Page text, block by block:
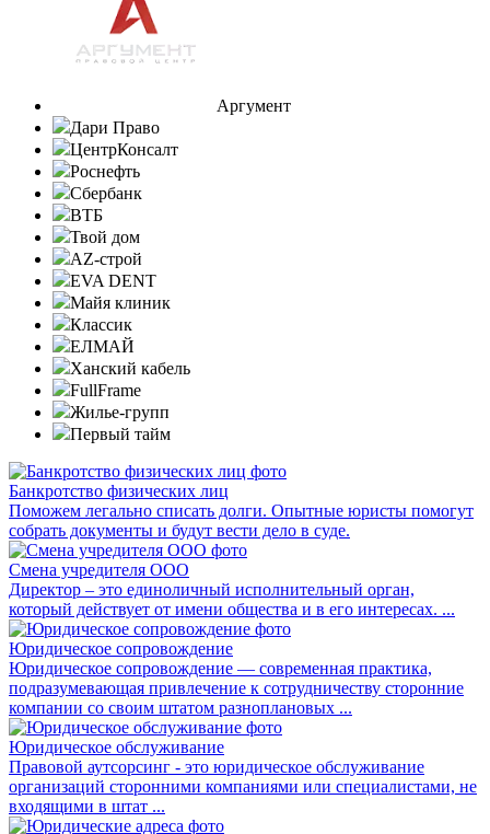
Аргумент
Дари Право
ЦентрКонсалт
Роснефть
Сбербанк
ВТБ
Твой дом
AZ-строй
EVA DENT
Майя клиник
Классик
ЕЛМАЙ
Ханский кабель
FullFrame
Жилье-групп
Первый тайм
Банкротство физических лиц
Поможем легально списать долги. Опытные юристы помогут
собрать документы и будут вести дело в суде.
Смена учредителя ООО
Директор – это единоличный исполнительный орган,
который действует от имени общества и в его интересах. ...
Юридическое сопровождение
Юридическое сопровождение — современная практика,
подразумевающая привлечение к сотрудничеству сторонние
компании со своим штатом разноплановых ...
Юридическое обслуживание
Правовой аутсорсинг - это юридическое обслуживание
организаций сторонними компаниями или специалистами, не
входящими в штат ...